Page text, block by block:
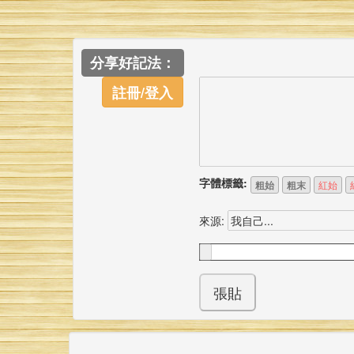
分享好記法：
註冊/登入
字體標籤: 粗始 粗末 紅始
來源: